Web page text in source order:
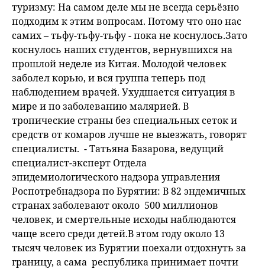
туризму: На самом деле мы не всегда серьёзно
подходим к этим вопросам. Потому что оно нас
самих – тьфу-тьфу-тьфу - пока не коснулось.Зато
коснулось наших студентов, вернувшихся на
прошлой неделе из Китая. Молодой человек
заболел корью, и вся группа теперь под
наблюдением врачей. Ухудшается ситуация в
мире и по заболеванию малярией. В
тропические страны без специальных сеток и
средств от комаров лучше не выезжать, говорят
специалисты. - Татьяна Базарова, ведущий
специалист-эксперт Отдела
эпидемиологического надзора управления
Роспотребнадзора по Бурятии: В 82 эндемичных
странах заболевают около 500 миллионов
человек, и смертельные исходы наблюдаются
чаще всего среди детей.В этом году около 13
тысяч человек из Бурятии поехали отдохнуть за
границу, а сама республика принимает почти